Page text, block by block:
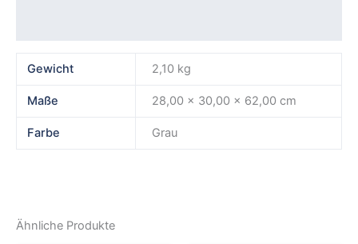
Gewicht 2,10 kg
Maße 28,00 × 30,00 × 62,00 cm
Farbe Grau
Ähnliche Produkte